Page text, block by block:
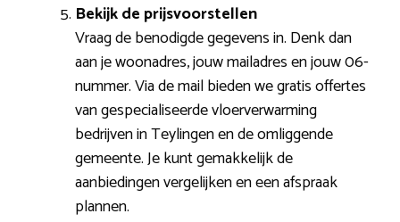
Bekijk de prijsvoorstellen
Vraag de benodigde gegevens in. Denk dan
aan je woonadres, jouw mailadres en jouw 06-
nummer. Via de mail bieden we gratis offertes
van gespecialiseerde vloerverwarming
bedrijven in Teylingen en de omliggende
gemeente. Je kunt gemakkelijk de
aanbiedingen vergelijken en een afspraak
plannen.